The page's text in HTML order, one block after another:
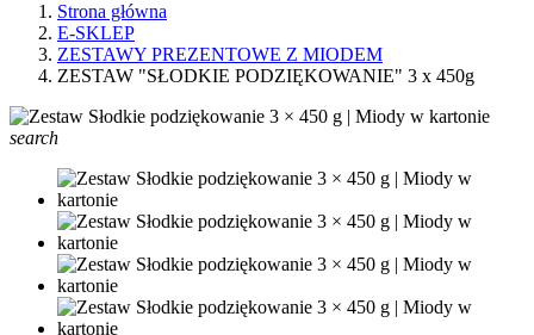
Strona główna
E-SKLEP
ZESTAWY PREZENTOWE Z MIODEM
ZESTAW "SŁODKIE PODZIĘKOWANIE" 3 x 450g
search